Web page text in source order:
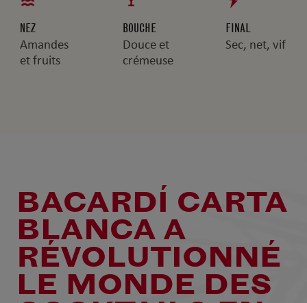
NEZ
Amandes
et fruits
BOUCHE
Douce et
crémeuse
FINAL
Sec, net, vif
BACARDÍ CARTA
BLANCA A
RÉVOLUTIONNÉ
LE MONDE DES